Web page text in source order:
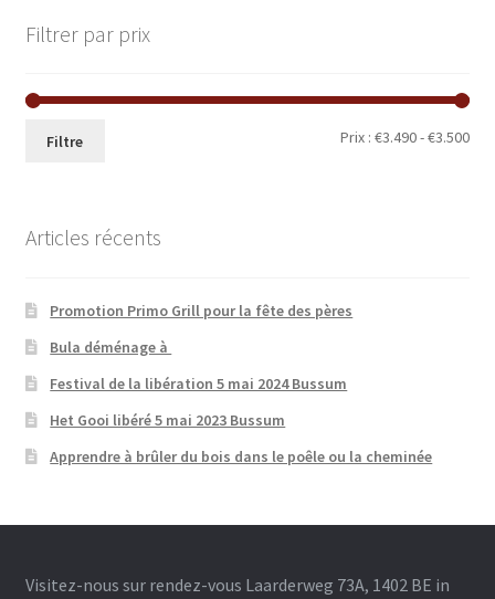
Filtrer par prix
Prix
Prix
Filtre Prix :€3.490-€3.500
Articles récents
Promotion Primo Grill pour la fête des pères
Bula déménage à
Festival de la libération 5 mai 2024 Bussum
Het Gooi libéré 5 mai 2023 Bussum
Apprendre à brûler du bois dans le poêle ou la cheminée
Visitez-nous sur rendez-vous Laarderweg 73A, 1402 BE in